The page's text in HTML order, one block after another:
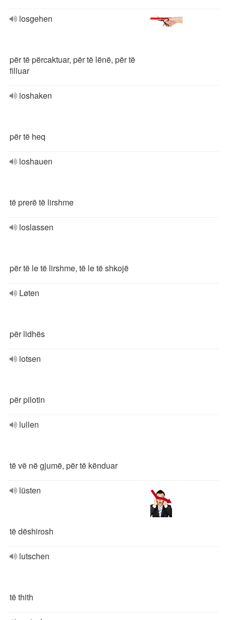
losgehen
për të përcaktuar, për të lënë, për të
filluar
loshaken
për të heq
loshauen
të prerë të lirshme
loslassen
për të le të lirshme, të le të shkojë
Løten
për lidhës
lotsen
për pilotin
lullen
të vë në gjumë, për të kënduar
lüsten
të dëshirosh
lutschen
të thith